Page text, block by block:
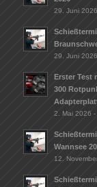
29. Juni
29. Juni
Erster Test
300
2. Mai 2026 -
Wannsee
12.